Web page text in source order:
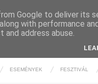
ESEMÉNYEK FESZTIVÁL
Google to deliver its
with performance
address abuse.